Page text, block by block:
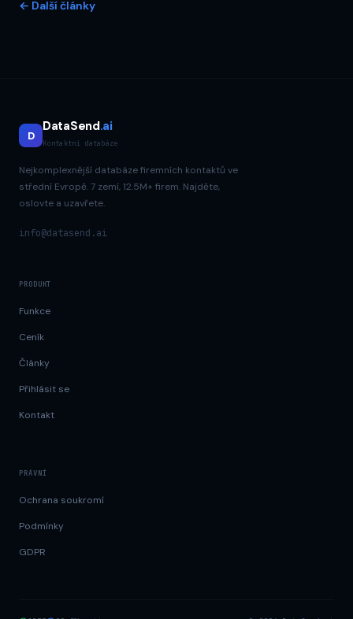
← Další články
D
DataSend.ai
Kontaktní databáze
Nejkomplexnější databáze firemních kontaktů ve
střední Evropě. 7 zemí, 12.5M+ firem. Najděte,
oslovte a uzavřete.
info@datasend.ai
PRODUKT
Funkce
Ceník
Články
Přihlásit se
Kontakt
PRÁVNÍ
Ochrana soukromí
Podmínky
GDPR